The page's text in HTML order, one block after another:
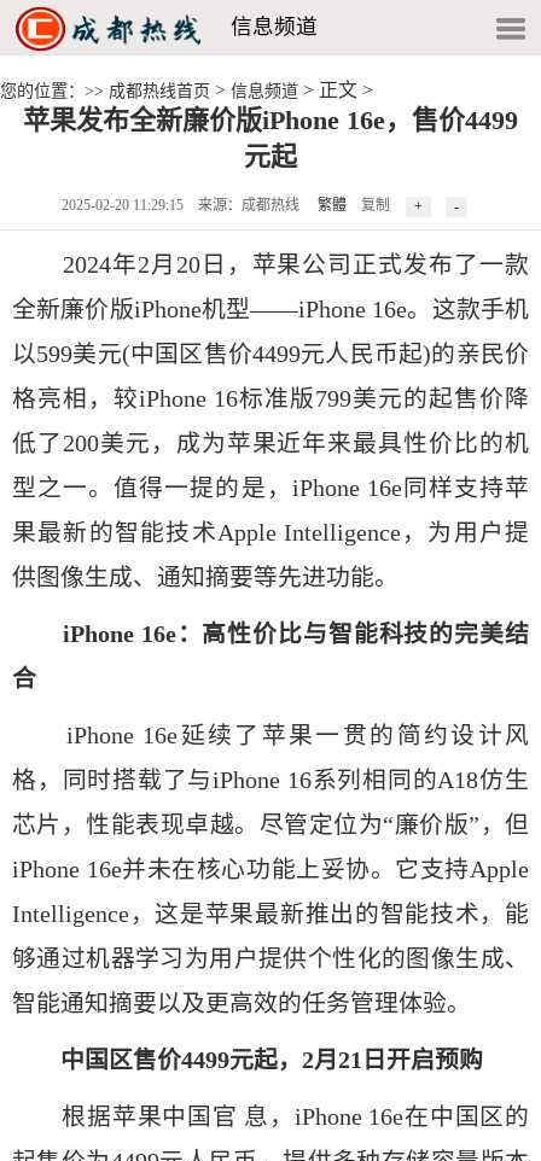
信息频道
您的位置：>> 成都热线首页 > 信息频道 > 正文 >
苹果发布全新廉价版iPhone 16e，售价4499
元起
2025-02-20 11:29:15 来源：成都热线 繁體 复制
2024年2月20日，苹果公司正式发布了一款
全新廉价版iPhone机型——iPhone 16e。这款手机
以599美元(中国区售价4499元人民币起)的亲民价
格亮相，较iPhone 16标准版799美元的起售价降
低了200美元，成为苹果近年来最具性价比的机
型之一。值得一提的是，iPhone 16e同样支持苹
果最新的智能技术Apple Intelligence，为用户提
供图像生成、通知摘要等先进功能。
iPhone 16e：高性价比与智能科技的完美结
合
iPhone 16e延续了苹果一贯的简约设计风
格，同时搭载了与iPhone 16系列相同的A18仿生
芯片，性能表现卓越。尽管定位为“廉价版”，但
iPhone 16e并未在核心功能上妥协。它支持Apple
Intelligence，这是苹果最新推出的智能技术，能
够通过机器学习为用户提供个性化的图像生成、
智能通知摘要以及更高效的任务管理体验。
中国区售价4499元起，2月21日开启预购
根据苹果中国官 息，iPhone 16e在中国区的